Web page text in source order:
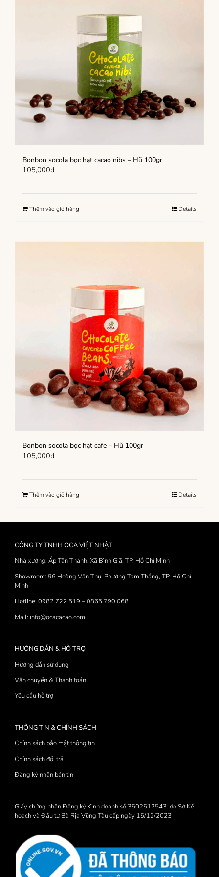
Bonbon socola bọc hạt cacao nibs – Hũ 100gr
105,000₫
Thêm vào giỏ hàng Details
Bonbon socola bọc hạt cafe – Hũ 100gr
105,000₫
Thêm vào giỏ hàng Details
CÔNG TY TNHH OCA VIỆT NHẬT
Nhà xưởng: Ấp Tân Thành, Xã Bình Giã, TP. Hồ Chí Minh
Showroom: 96 Hoàng Văn Thụ, Phường Tam Thắng, TP. Hồ Chí
Minh
Hotline: 0982 722 519 – 0865 790 068
Mail: info@ocacacao.com
HƯỚNG DẪN & HỖ TRỢ
Hướng dẫn sử dụng
Vận chuyển & Thanh toán
Yêu cầu hỗ trợ
THÔNG TIN & CHÍNH SÁCH
Chính sách bảo mật thông tin
Chính sách đổi trả
Đăng ký nhận bản tin
Giấy chứng nhận Đăng ký Kinh doanh số 3502512543 do Sở Kế
hoạch và Đầu tư Bà Rịa Vũng Tàu cấp ngày 15/12/2023